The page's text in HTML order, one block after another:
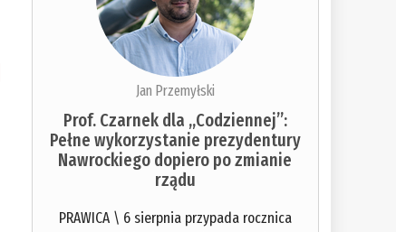
Jan Przemyłski
Prof. Czarnek dla „Codziennej”:
Pełne wykorzystanie prezydentury
Nawrockiego dopiero po zmianie
rządu
PRAWICA \ 6 sierpnia przypada rocznica